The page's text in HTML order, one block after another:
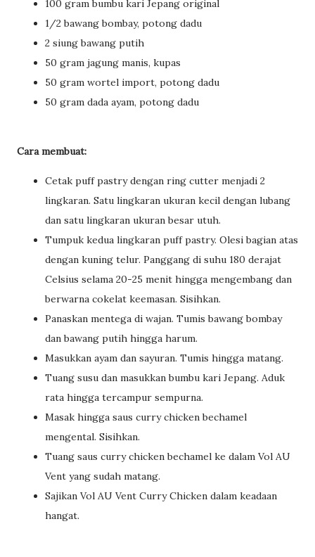
100 gram bumbu kari Jepang original
1/2 bawang bombay, potong dadu
2 siung bawang putih
50 gram jagung manis, kupas
50 gram wortel import, potong dadu
50 gram dada ayam, potong dadu
Cara membuat:
Cetak puff pastry dengan ring cutter menjadi 2
lingkaran. Satu lingkaran ukuran kecil dengan lubang
dan satu lingkaran ukuran besar utuh.
Tumpuk kedua lingkaran puff pastry. Olesi bagian atas
dengan kuning telur. Panggang di suhu 180 derajat
Celsius selama 20-25 menit hingga mengembang dan
berwarna cokelat keemasan. Sisihkan.
Panaskan mentega di wajan. Tumis bawang bombay
dan bawang putih hingga harum.
Masukkan ayam dan sayuran. Tumis hingga matang.
Tuang susu dan masukkan bumbu kari Jepang. Aduk
rata hingga tercampur sempurna.
Masak hingga saus curry chicken bechamel
mengental. Sisihkan.
Tuang saus curry chicken bechamel ke dalam Vol AU
Vent yang sudah matang.
Sajikan Vol AU Vent Curry Chicken dalam keadaan
hangat.